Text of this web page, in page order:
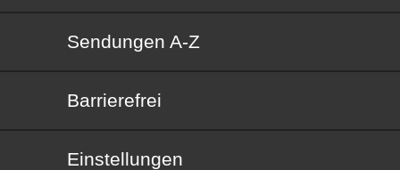
Sendungen von A bis Z
Sendungen A-Z
Barrierefrei
Barrierefrei
Einstellungen